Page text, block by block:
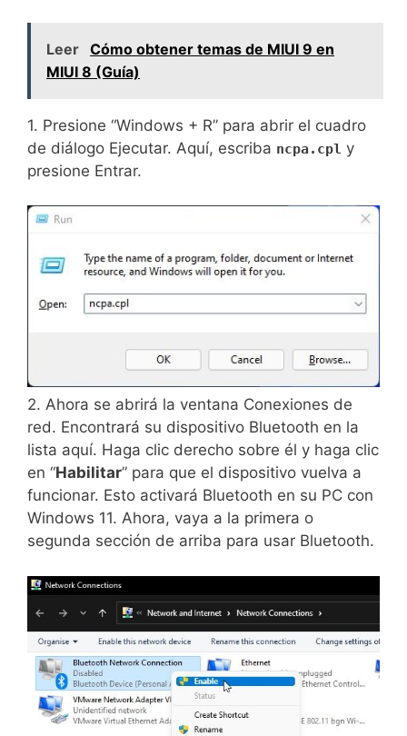
Leer Cómo obtener temas de MIUI 9 en
MIUI 8 (Guía)
1. Presione “Windows + R” para abrir el cuadro
de diálogo Ejecutar. Aquí, escriba ncpa.cpl y
presione Entrar.
2. Ahora se abrirá la ventana Conexiones de
red. Encontrará su dispositivo Bluetooth en la
lista aquí. Haga clic derecho sobre él y haga clic
en “Habilitar” para que el dispositivo vuelva a
funcionar. Esto activará Bluetooth en su PC con
Windows 11. Ahora, vaya a la primera o
segunda sección de arriba para usar Bluetooth.